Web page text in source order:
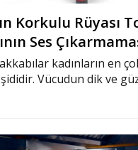
Korkulu Rüyası
Ses
kadınların en
Vücudun dik ve